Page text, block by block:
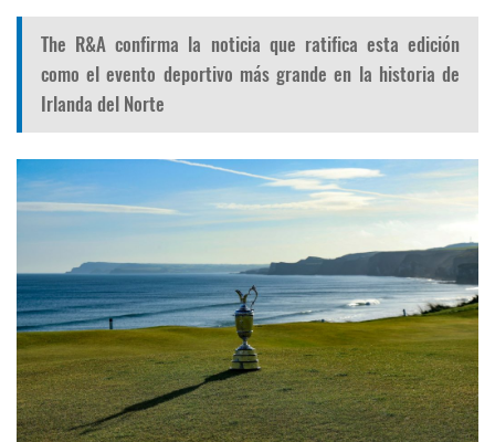
The R&A confirma la noticia que ratifica esta edición
como el evento deportivo más grande en la historia de
Irlanda del Norte